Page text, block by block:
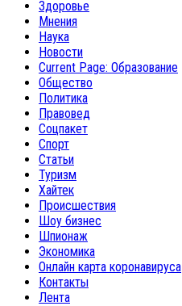
Здоровье
Мнения
Наука
Новости
Current Page: Образование
Общество
Политика
Правовед
Соцпакет
Спорт
Статьи
Туризм
Хайтек
Происшествия
Шоу бизнес
Шпионаж
Экономика
Онлайн карта коронавируса
Контакты
Лента